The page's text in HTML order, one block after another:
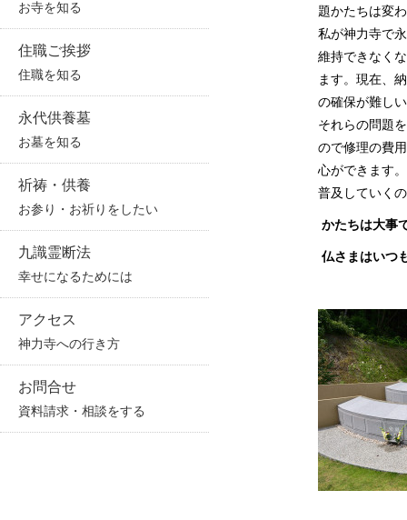
お寺を知る
住職ご挨拶
住職を知る
永代供養墓
お墓を知る
祈祷・供養
お参り・お祈りをしたい
九識霊断法
幸せになるためには
アクセス
神力寺への行き方
お問合せ
資料請求・相談をする
題かたちは変
私が神力寺で
維持できなく
ます。現在、
の確保が難し
それらの問題
ので修理の費
心ができます
普及していく
かたちは大事
仏さまはいつ